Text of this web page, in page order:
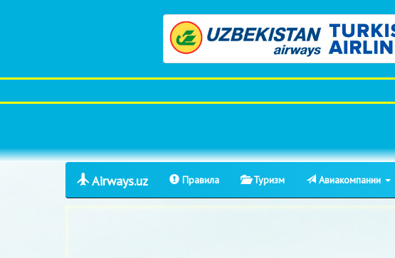
Airways.uz Правила Туризм Авиакомпании